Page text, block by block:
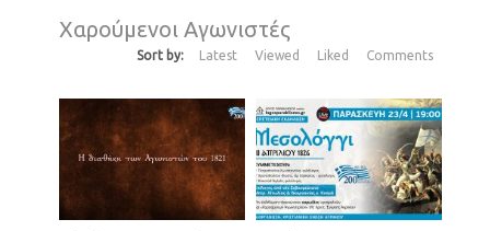
Χαρούμενοι Αγωνιστές
Sort by: Latest Viewed Liked Comments